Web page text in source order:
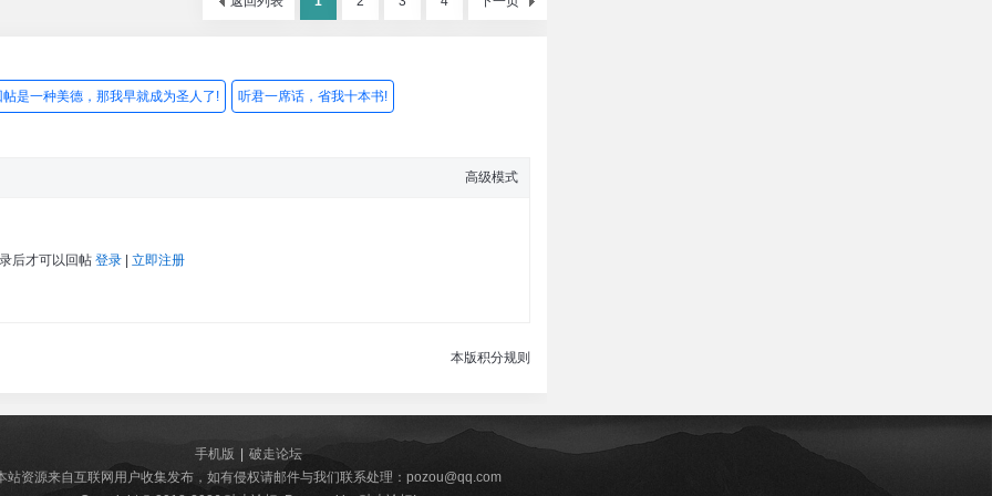
帖是一种美德，那我早就成为圣人了! 听君一席话，省我十本书!
高级模式
后才可以回帖 登录 立即注册
本版积分规则
手机版
破走论坛
站资源来自互联网用户收集发布，如有侵权请邮件与我们联系处理：pozou@qq.com